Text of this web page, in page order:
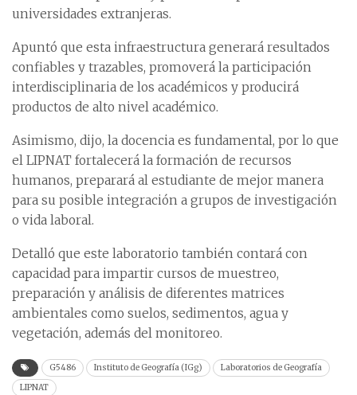
universidades extranjeras.
Apuntó que esta infraestructura generará resultados
confiables y trazables, promoverá la participación
interdisciplinaria de los académicos y producirá
productos de alto nivel académico.
Asimismo, dijo, la docencia es fundamental, por lo que
el LIPNAT fortalecerá la formación de recursos
humanos, preparará al estudiante de mejor manera
para su posible integración a grupos de investigación
o vida laboral.
Detalló que este laboratorio también contará con
capacidad para impartir cursos de muestreo,
preparación y análisis de diferentes matrices
ambientales como suelos, sedimentos, agua y
vegetación, además del monitoreo.
G5486 Instituto de Geografía (IGg)
Laboratorios de Geografía
LIPNAT